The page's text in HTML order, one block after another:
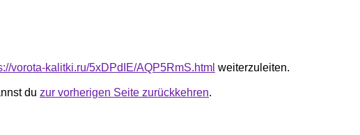
vorota-kalitki.ru/5xDPdIE/AQP5RmS.html weiterzuleiten.
du zur vorherigen Seite zurückkehren.